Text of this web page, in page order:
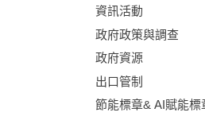
資訊活動
政府政策與調查
政府資源
出口管制
節能標章& AI賦能標